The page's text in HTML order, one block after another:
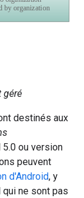
géré
destinés aux
5.0 ou version
peuvent
d'Android, y
ne sont pas